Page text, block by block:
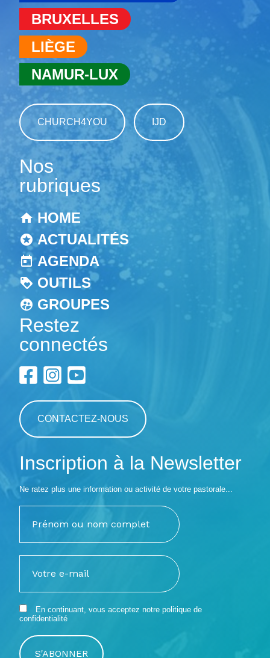
BRUXELLES
LIÈGE
NAMUR-LUX
CHURCH4YOU IJD
Nos
rubriques
HOME
ACTUALITÉS
AGENDA
OUTILS
GROUPES
Restez
connectés
CONTACTEZ-NOUS
Inscription à la Newsletter
Ne ratez plus une information ou activité de votre pastorale...
En continuant, vous acceptez notre politique de
confidentialité